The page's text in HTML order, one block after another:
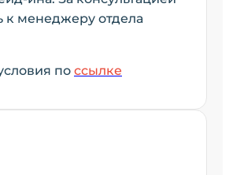
к менеджеру отдела
по ссылке